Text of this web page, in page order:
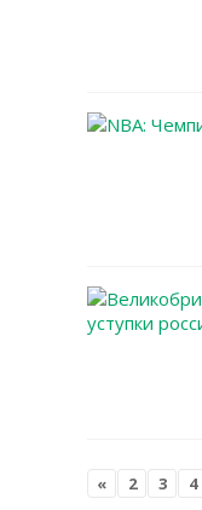
« 2 3 4